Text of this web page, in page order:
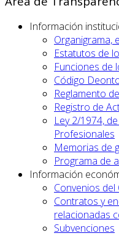
Información
Organigrama,
Estatutos de
Funciones de
Código
Reglamento
Registro de
Ley 2/1974,
Profesionales
Memorias de
Programa de
Información
Convenios del
Contratos y
relacionadas
Subvenciones